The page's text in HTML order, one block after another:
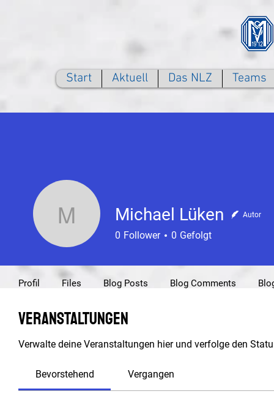
Start Aktuell Das NLZ Teams
Veranstaltungen
Verwalte deine Veranstaltungen hier und verfolge den
Bevorstehend Vergangen
Michael Lüken
Michael Lüken Autor
0 Follower 0 Gefolgt
Profil Files Blog Posts Blog Comments